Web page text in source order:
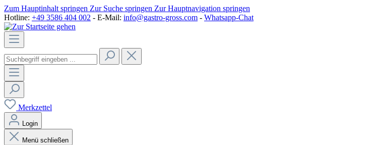
Zum Hauptinhalt springen Zur Suche springen Zur Hauptnavigation springen
Hotline: +49 3586 404 002 - E-Mail: info@gastro-gross.com - Whatsapp-Chat
Merkzettel
Login
Menü schließen